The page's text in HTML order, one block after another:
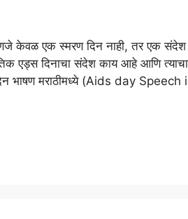
केवळ एक स्मरण दिन नाही, तर एक
एड्स दिनाचा संदेश काय आहे आणि त्याचा
भाषण मराठीमध्ये (Aids day